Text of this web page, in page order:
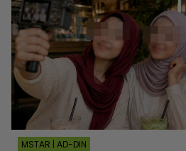
MSTAR | AD-DIN